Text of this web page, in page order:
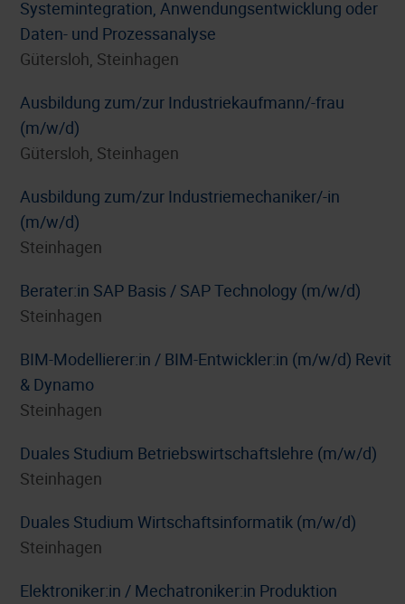
Systemintegration, Anwendungsentwicklung oder
Daten- und Prozessanalyse
Gütersloh, Steinhagen
Ausbildung zum/zur Industriekaufmann/-frau
(m/w/d)
Gütersloh, Steinhagen
Ausbildung zum/zur Industriemechaniker/-in
(m/w/d)
Steinhagen
Berater:in SAP Basis / SAP Technology (m/w/d)
Steinhagen
BIM-Modellierer:in / BIM-Entwickler:in (m/w/d) Revit
& Dynamo
Steinhagen
Duales Studium Betriebswirtschaftslehre (m/w/d)
Steinhagen
Duales Studium Wirtschaftsinformatik (m/w/d)
Steinhagen
Elektroniker:in / Mechatroniker:in Produktion